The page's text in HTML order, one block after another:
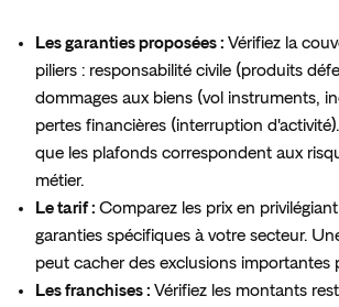
Les garanties proposées : Vérifiez la
piliers : responsabilité civile (produits
dommages aux biens (vol instruments,
pertes financières (interruption
que les plafonds correspondent aux
métier.
Le tarif : Comparez les prix en
garanties spécifiques à votre secteur.
peut cacher des exclusions importantes
Les franchises : Vérifiez les montants